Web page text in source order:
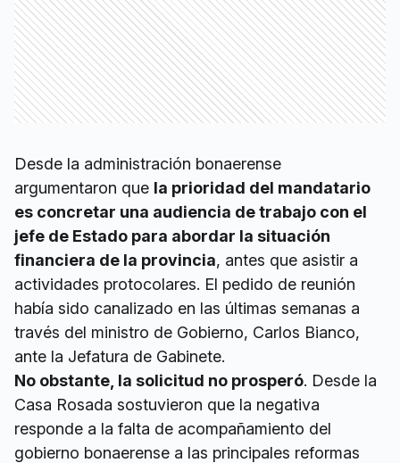
Desde la administración bonaerense
argumentaron que la prioridad del mandatario
es concretar una audiencia de trabajo con el
jefe de Estado para abordar la situación
financiera de la provincia, antes que asistir a
actividades protocolares. El pedido de reunión
había sido canalizado en las últimas semanas a
través del ministro de Gobierno, Carlos Bianco,
ante la Jefatura de Gabinete.
No obstante, la solicitud no prosperó. Desde la
Casa Rosada sostuvieron que la negativa
responde a la falta de acompañamiento del
gobierno bonaerense a las principales reformas